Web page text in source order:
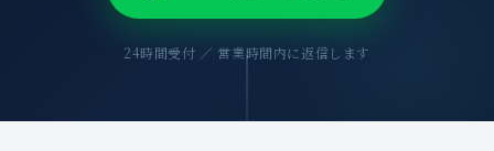
24時間受付 ／ 営業時間内に返信します